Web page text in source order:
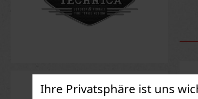
Ihre Privatsphäre ist uns
Rabatt: 21%
Aktion